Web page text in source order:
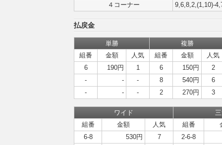
４コーナー
9,6,8,2,(1,10)-
払戻金
単勝
複勝
組番
金額 人気 組番 金額
人気
6
190円 1 6 150円
2
-
- - 8 540円
6
-
- - 2 270円 3
ワイド
組番
金額 人気 組番
6-8
530円 7
2-6-8